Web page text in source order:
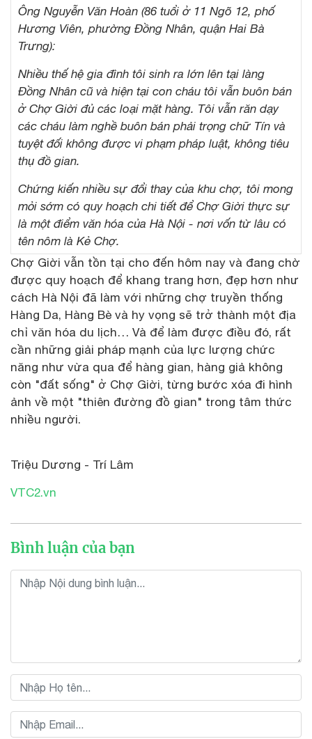
Ông Nguyễn Văn Hoàn (86 tuổi ở 11 Ngõ 12, phố
Hương Viên, phường Đồng Nhân, quận Hai Bà
Trưng):
Nhiều thế hệ gia đình tôi sinh ra lớn lên tại làng
Đồng Nhân cũ và hiện tại con cháu tôi vẫn buôn bán
ở Chợ Giời đủ các loại mặt hàng. Tôi vẫn răn dạy
các cháu làm nghề buôn bán phải trọng chữ Tín và
tuyệt đối không được vi phạm pháp luật, không tiêu
thụ đồ gian.
Chứng kiến nhiều sự đổi thay của khu chợ, tôi mong
mỏi sớm có quy hoạch chi tiết để Chợ Giời thực sự
là một điểm văn hóa của Hà Nội - nơi vốn từ lâu có
tên nôm là Kẻ Chợ.
Chợ Giời vẫn tồn tại cho đến hôm nay và đang chờ
được quy hoạch để khang trang hơn, đẹp hơn như
cách Hà Nội đã làm với những chợ truyền thống
Hàng Da, Hàng Bè và hy vọng sẽ trở thành một địa
chỉ văn hóa du lịch… Và để làm được điều đó, rất
cần những giải pháp mạnh của lực lượng chức
năng như vừa qua để hàng gian, hàng giả không
còn "đất sống" ở Chợ Giời, từng bước xóa đi hình
ảnh về một "thiên đường đồ gian" trong tâm thức
nhiều người.
Triệu Dương - Trí Lâm
VTC2.vn
Bình luận của bạn